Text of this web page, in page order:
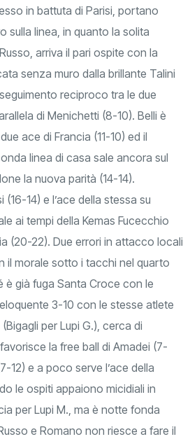
in battuta di Parisi, portano
sulla linea, in quanto la solita
arriva il pari ospite con la
senza muro dalla brillante Talini
reciproco tra le due
di Menichetti (8-10). Belli è
ace di Francia (11-10) ed il
linea di casa sale ancora sul
la nuova parità (14-14).
14) e l’ace della stessa su
ai tempi della Kemas Fucecchio
(20-22). Due errori in attacco locali
il morale sotto i tacchi nel quarto
è già fuga Santa Croce con le
3-10 con le stesse atlete
per Lupi G.), cerca di
la free ball di Amadei (7-
12) e a poco serve l’ace della
le ospiti appaiono micidiali in
per Lupi M., ma è notte fonda
e Romano non riesce a fare il